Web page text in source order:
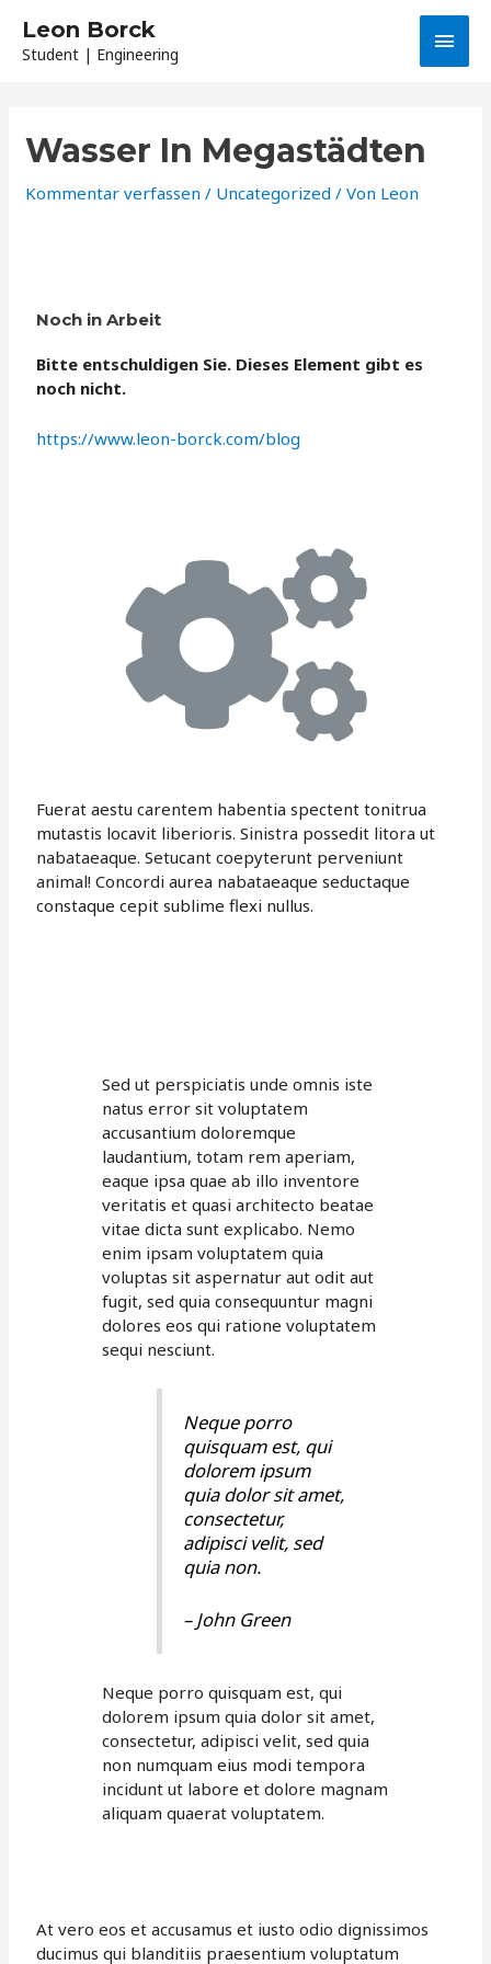
Leon Borck
Student | Engineering
Wasser In Megastädten
Kommentar verfassen / Uncategorized / Von Leon
Noch in Arbeit
Bitte entschuldigen Sie. Dieses Element gibt es
noch nicht.
https://www.leon-borck.com/blog
Fuerat aestu carentem habentia spectent tonitrua
mutastis locavit liberioris. Sinistra possedit litora ut
nabataeaque. Setucant coepyterunt perveniunt
animal! Concordi aurea nabataeaque seductaque
constaque cepit sublime flexi nullus.
Sed ut perspiciatis unde omnis iste
natus error sit voluptatem
accusantium doloremque
laudantium, totam rem aperiam,
eaque ipsa quae ab illo inventore
veritatis et quasi architecto beatae
vitae dicta sunt explicabo. Nemo
enim ipsam voluptatem quia
voluptas sit aspernatur aut odit aut
fugit, sed quia consequuntur magni
dolores eos qui ratione voluptatem
sequi nesciunt.
Neque porro
quisquam est, qui
dolorem ipsum
quia dolor sit amet,
consectetur,
adipisci velit, sed
quia non.
– John Green
Neque porro quisquam est, qui
dolorem ipsum quia dolor sit amet,
consectetur, adipisci velit, sed quia
non numquam eius modi tempora
incidunt ut labore et dolore magnam
aliquam quaerat voluptatem.
At vero eos et accusamus et iusto odio dignissimos
ducimus qui blanditiis praesentium voluptatum